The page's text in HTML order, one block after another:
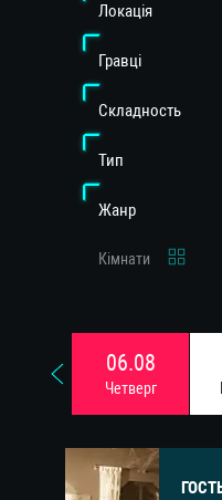
Локація
Гравці
Cкладность
Тип
Жанр
Кімнати
06.08
Четверг